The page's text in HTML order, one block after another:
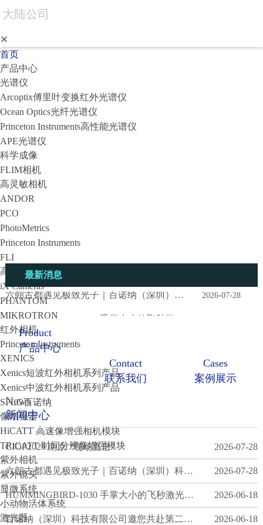
大陆公司
✕
首页
产品中心
光谱仪
Arcoptix傅里叶变换红外光谱仪
Ocean Optics光纤光谱仪
Princeton Instruments高性能光谱仪
APE光谱仪
科学成像
FLIM相机
高灵敏相机
ANDOR
PCO
PhotoMetrics
Princeton Instruments
FLI
高速相机
iX Cameras
PHANTOM
MIKROTRON
红外相机
Princeton Instruments
XENICS
Xenics短波红外相机系列产品
Xenics中波红外相机系列产品
SPLG百诺纳
像增强器
HiCATT 高速像增强相机模块
TRiCATT 时间分辨像增强模块
紫外相机
紫外镜头
显微系统
小动物活体系统
激光器
最新消息
选型指南 | 短波红外相机
CIOP2026 南京 “现场直击”
选型指南 | 短波红外相机
2026-05-07
CIOP2026 南京 “现场直击” 2026-07-28
选型指南 | 短波红外相机 2026-05-07
天文观测｜长曝光短波红外相机 INS Mars640 2026-05-07
慕尼黑上海光博会Day 2 | 百诺纳展位人气爆棚，这三款“利器”引得围观无数！ 2026-04-21
Product
产品中心
Contact
联系我们
Cases
案例展示
News
新闻中心
CIOP2026 南京 “现场直击” 2026-07-28
六朝古都遇见极致光子｜百诺纳（深圳）科技有限公司CIOP重磅展出全系超快及成像光电硬核产品 2026-07-28
HUMMINGBIRD-1030 手掌大小的飞秒激光器可以开始预约样机测试啦 2026-06-18
百诺纳（深圳）科技有限公司邀您共赴第二十一届全国激光技术与光电子学学术会议 2026-06-18